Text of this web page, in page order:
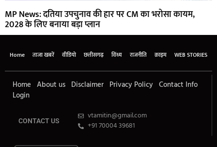
MP News: दतिया उपचुनाव की हार पर CM का भरोसा कायम,
2028 के लिए बनाया बड़ा प्लान
Home ताजा खबरें वीडियो छत्तीसगढ़ विंध्य राजनीति क्राइम WEB STORIES
Home About us Disclaimer Privacy Policy Contact Info
Login
CONTACT US
vtamitin@gmail.com
+91 70004 39681